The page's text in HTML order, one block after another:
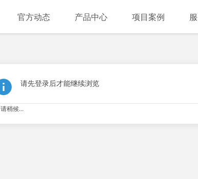
官方动态 产品中心 项目案例
请先登录后才能继续浏览
请稍候...